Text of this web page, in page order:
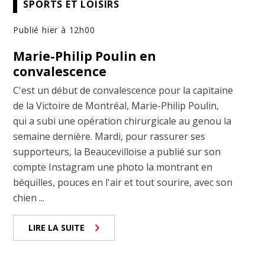
SPORTS ET LOISIRS
Publié hier à 12h00
Marie-Philip Poulin en
convalescence
C'est un début de convalescence pour la capitaine
de la Victoire de Montréal, Marie-Philip Poulin,
qui a subi une opération chirurgicale au genou la
semaine dernière. Mardi, pour rassurer ses
supporteurs, la Beaucevilloise a publié sur son
compte Instagram une photo la montrant en
béquilles, pouces en l'air et tout sourire, avec son
chien ...
LIRE LA SUITE